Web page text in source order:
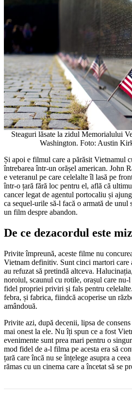
Steaguri lăsate la zidul Memorialului
Washington. Foto: Austin
Și apoi e filmul care a părăsit Vietnamul
întrebarea într-un orășel american. John
e veteranul pe care celelalte îl lasă pe
într-o țară fără loc pentru el, află că
cancer legat de agentul portocaliu și
ca sequel-urile să-l facă o armată de unul
un film despre abandon.
De ce dezacordul este
Privite împreună, aceste filme nu
Vietnam definitiv. Sunt cinci martori care
au refuzat să pretindă altceva.
noroiul, scaunul cu rotile, orașul care nu-
fidel propriei priviri și fals pentru
febra, și fabrica, fiindcă acoperise un
amândouă.
Privite azi, după decenii, lipsa de
mai onest la ele. Nu îți spun ce a fost
evenimente sunt prea mari pentru o
mod fidel de a-l filma pe acesta era să
țară care încă nu se înțelege asupra a
rămas cu un cinema care a încetat să se